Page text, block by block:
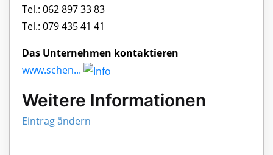
Tel.: 062 897 33 83
Tel.: 079 435 41 41
Das Unternehmen kontaktieren
www.schen...
Weitere Informationen
Eintrag ändern